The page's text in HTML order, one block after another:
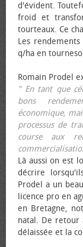
d'évident.
froid et
tourteaux. Ce
Les
q/ha en
Romain Prodel
" En tant que
bons
économique,
processus de
course aux
Là aussi on est
décrire
Prodel a un
licence pro en
en Bretagne,
natal. De retour
délaissée et la